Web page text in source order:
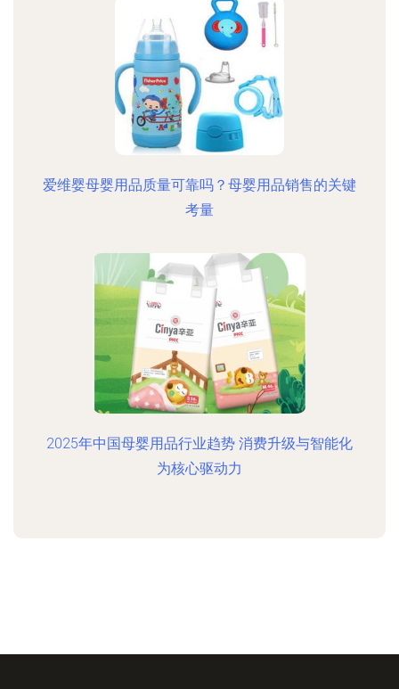
爱维婴母婴用品质量可靠吗？母婴用品销售的关键
考量
2025年中国母婴用品行业趋势 消费升级与智能化
为核心驱动力